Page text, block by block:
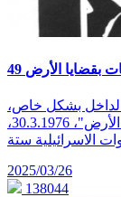
بشكل خاص،
هذا الأسبوع، ذكرى مرور 49 عامًا على "يوم الأرض"، 30.3.1976،
2025/03/26
138044